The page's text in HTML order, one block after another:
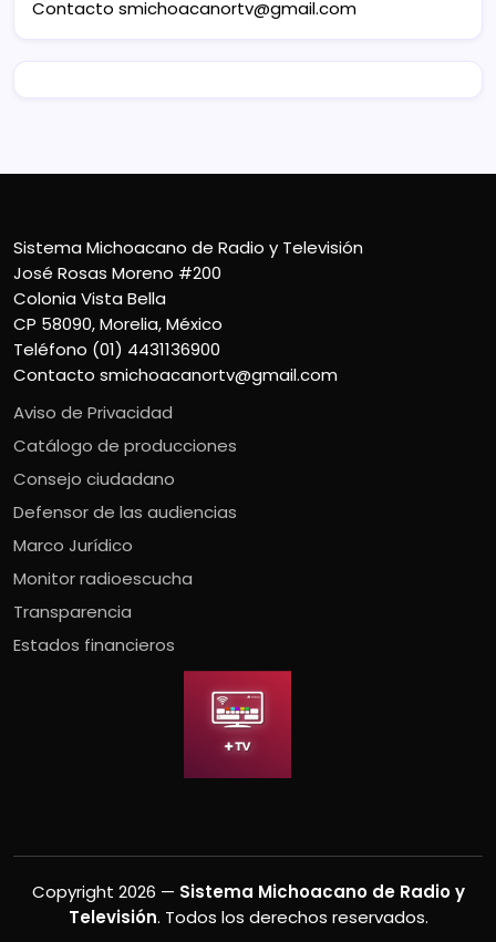
Contacto smichoacanortv@gmail.com
Sistema Michoacano de Radio y Televisión
José Rosas Moreno #200
Colonia Vista Bella
CP 58090, Morelia, México
Teléfono (01) 4431136900
Contacto smichoacanortv@gmail.com
Aviso de Privacidad
Catálogo de producciones
Consejo ciudadano
Defensor de las audiencias
Marco Jurídico
Monitor radioescucha
Transparencia
Estados financieros
Copyright 2026 — Sistema Michoacano de Radio y
Televisión. Todos los derechos reservados.